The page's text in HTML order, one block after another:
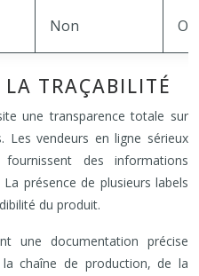
Non
LA TRAÇABILITÉ
une transparence totale sur
Les vendeurs en ligne sérieux
des informations
présence de plusieurs labels
du produit.
une documentation précise
chaîne de production, de la